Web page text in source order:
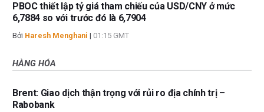
PBOC thiết lập tỷ giá tham chiếu của USD/CNY ở mức
6,7884 so với trước đó là 6,7904
Bởi Haresh Menghani | 01:15 GMT
HÀNG HÓA
Brent: Giao dịch thận trọng với rủi ro địa chính trị –
Rabobank